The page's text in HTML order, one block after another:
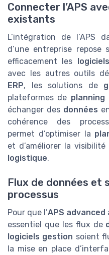
Connecter l’APS
existants
L’intégration de l’APS
d’une entreprise
efficacement les
avec les autres outils
ERP, les solutions de
plateformes de planning
échanger des données
cohérence des
permet d’optimiser la
et d’améliorer la visibilité
logistique.
Flux de données et
processus
Pour que l’APS advanced
essentiel que les flux de
logiciels gestion soient
la mise en place